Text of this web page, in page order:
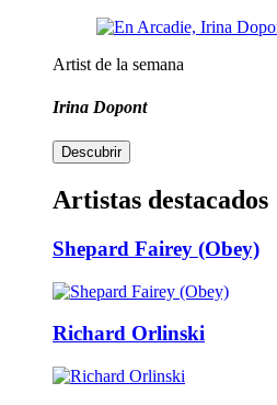
Artist de la semana
Irina Dopont
Descubrir
Artistas destacados
Shepard Fairey (Obey)
Richard Orlinski